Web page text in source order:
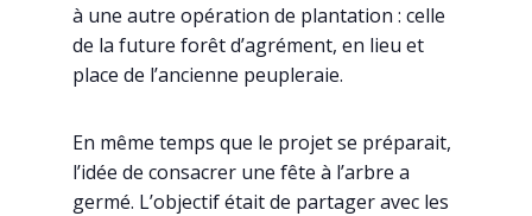
à une autre opération de plantation : celle
de la future forêt d’agrément, en lieu et
place de l’ancienne peupleraie.
En même temps que le projet se préparait,
l’idée de consacrer une fête à l’arbre a
germé. L’objectif était de partager avec les